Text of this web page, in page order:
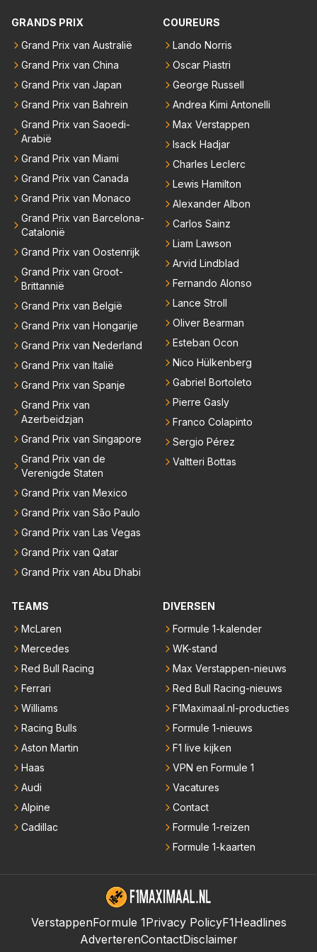
GRANDS PRIX
Grand Prix van Australië
Grand Prix van China
Grand Prix van Japan
Grand Prix van Bahrein
Grand Prix van Saoedi-
Arabië
Grand Prix van Miami
Grand Prix van Canada
Grand Prix van Monaco
Grand Prix van Barcelona-
Catalonië
Grand Prix van Oostenrijk
Grand Prix van Groot-
Brittannië
Grand Prix van België
Grand Prix van Hongarije
Grand Prix van Nederland
Grand Prix van Italië
Grand Prix van Spanje
Grand Prix van
Azerbeidzjan
Grand Prix van Singapore
Grand Prix van de
Verenigde Staten
Grand Prix van Mexico
Grand Prix van São Paulo
Grand Prix van Las Vegas
Grand Prix van Qatar
Grand Prix van Abu Dhabi
COUREURS
Lando Norris
Oscar Piastri
George Russell
Andrea Kimi Antonelli
Max Verstappen
Isack Hadjar
Charles Leclerc
Lewis Hamilton
Alexander Albon
Carlos Sainz
Liam Lawson
Arvid Lindblad
Fernando Alonso
Lance Stroll
Oliver Bearman
Esteban Ocon
Nico Hülkenberg
Gabriel Bortoleto
Pierre Gasly
Franco Colapinto
Sergio Pérez
Valtteri Bottas
TEAMS
McLaren
Mercedes
Red Bull Racing
Ferrari
Williams
Racing Bulls
Aston Martin
Haas
Audi
Alpine
Cadillac
DIVERSEN
Formule 1-kalender
WK-stand
Max Verstappen-nieuws
Red Bull Racing-nieuws
F1Maximaal.nl-producties
Formule 1-nieuws
F1 live kijken
VPN en Formule 1
Vacatures
Contact
Formule 1-reizen
Formule 1-kaarten
VerstappenFormule 1Privacy PolicyF1Headlines
AdverterenContactDisclaimer